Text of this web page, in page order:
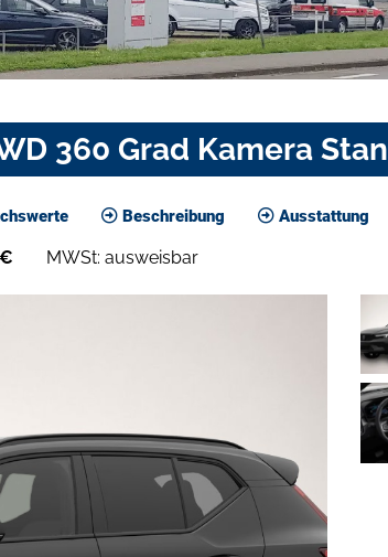
360 Grad Kamera Stan
Beschreibung Ausstattung
€ MWSt: ausweisbar